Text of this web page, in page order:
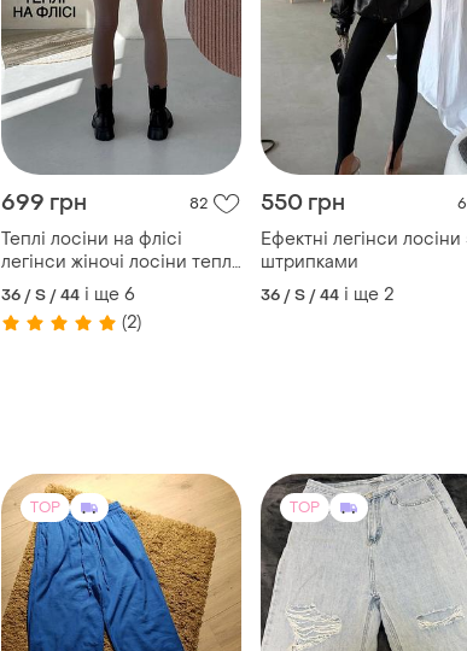
699 грн 82
Теплі лосіни на флісі
легінси жіночі лосіни теплі
жіночі легінси в рубчик
лосіни в рубчик лосіни
недорогі
36 / S / 44 і ще 6
(2)
550 грн 6
Ефектні легінси лосіни
штрипками
36 / S / 44 і ще 2
TOP TOP